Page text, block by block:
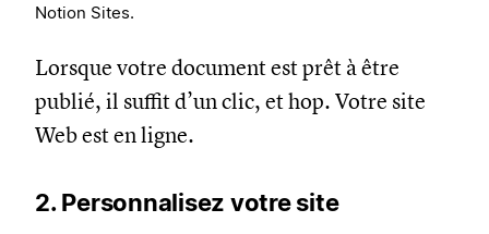
Notion Sites.
Lorsque votre document est prêt à être
publié, il suffit d’un clic, et hop. Votre site
Web est en ligne.
2. Personnalisez votre site